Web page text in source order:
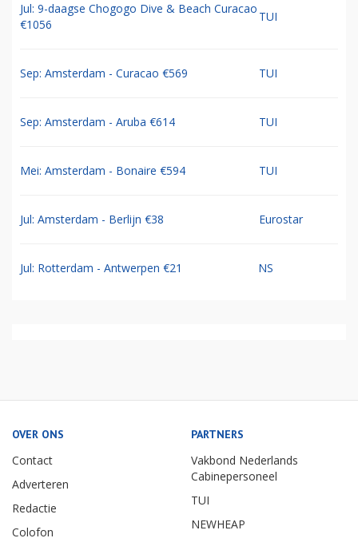
Jul: 9-daagse Chogogo Dive & Beach Curacao
€1056
TUI
Sep: Amsterdam - Curacao €569 TUI
Sep: Amsterdam - Aruba €614 TUI
Mei: Amsterdam - Bonaire €594 TUI
Jul: Amsterdam - Berlijn €38 Eurostar
Jul: Rotterdam - Antwerpen €21 NS
OVER ONS
Contact
Adverteren
Redactie
Colofon
PARTNERS
Vakbond Nederlands
Cabinepersoneel
TUI
NEWHEAP